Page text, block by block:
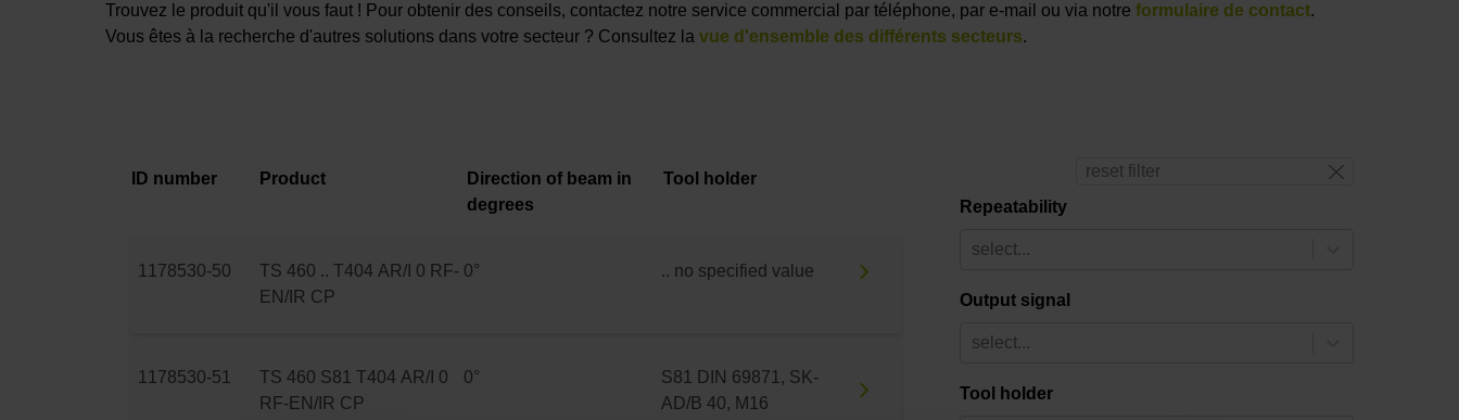
Trouvez le produit qu'il vous faut ! Pour obtenir des conseils, contactez notre service commercial par téléphone, par e-mail ou via notre formulaire de contact.
Vous êtes à la recherche d'autres solutions dans votre secteur ? Consultez la vue d'ensemble des différents secteurs.
reset filter
Repeatability
select...
Output signal
select...
Tool holder
ID number Product
Direction of beam in
degrees
Tool holder
1178530-50
TS 460 .. T404 AR/I 0 RF-
EN/IR CP
0° .. no specified value
1178530-51
TS 460 S81 T404 AR/I 0
RF-EN/IR CP
0°
S81 DIN 69871, SK-
AD/B 40, M16